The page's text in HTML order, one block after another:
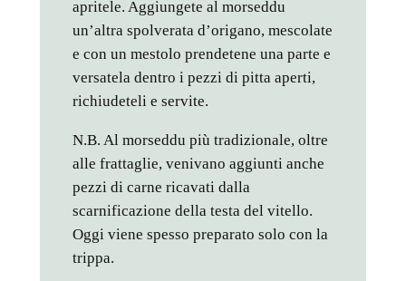
apritele. Aggiungete al morseddu
un’altra spolverata d’origano, mescolate
e con un mestolo prendetene una parte e
versatela dentro i pezzi di pitta aperti,
richiudeteli e servite.
N.B. Al morseddu più tradizionale, oltre
alle frattaglie, venivano aggiunti anche
pezzi di carne ricavati dalla
scarnificazione della testa del vitello.
Oggi viene spesso preparato solo con la
trippa.